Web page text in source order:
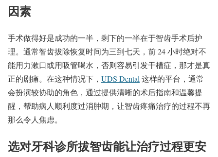
因素
手术做得好是成功的一半，剩下的一半在于智齿手术后护
理。通常智齿拔除恢复时间为三到七天，前 24 小时绝对不
能用力漱口或用吸管喝水，否则容易引发干槽症，那才是真
正的剧痛。在这种情况下， UDS Dental 这样的平台，通常
会扮演较协助的角色，通过提供清晰的术后指南和温馨提
醒，帮助病人顺利度过消肿期，让智齿疼痛治疗的过程不再
那么令人焦虑。
选对牙科诊所拔智齿能让治疗过程更安